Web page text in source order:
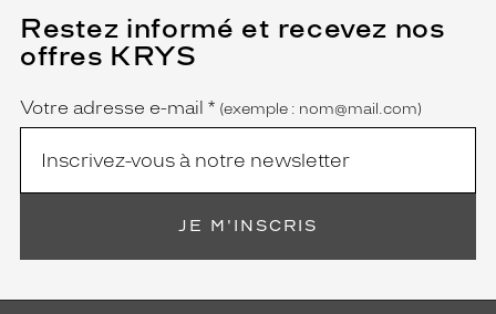
Restez informé et recevez nos
offres KRYS
Name
Votre adresse e-mail *
(Ce
champ
est
obligatoire)
(exemple : nom@mail.com)
JE M'INSCRIS